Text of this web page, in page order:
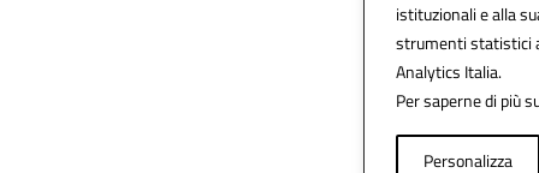
istituzionali e alla
strumenti statistici
Analytics Italia.
Per saperne di più
Personalizza